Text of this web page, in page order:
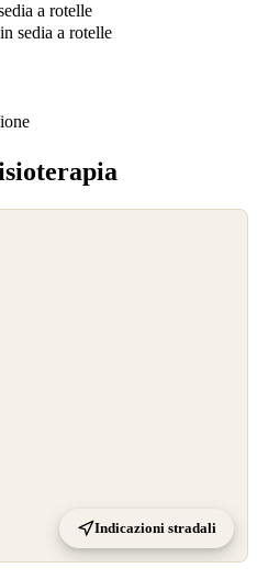
a rotelle
sedia a rotelle
Indicazioni stradali